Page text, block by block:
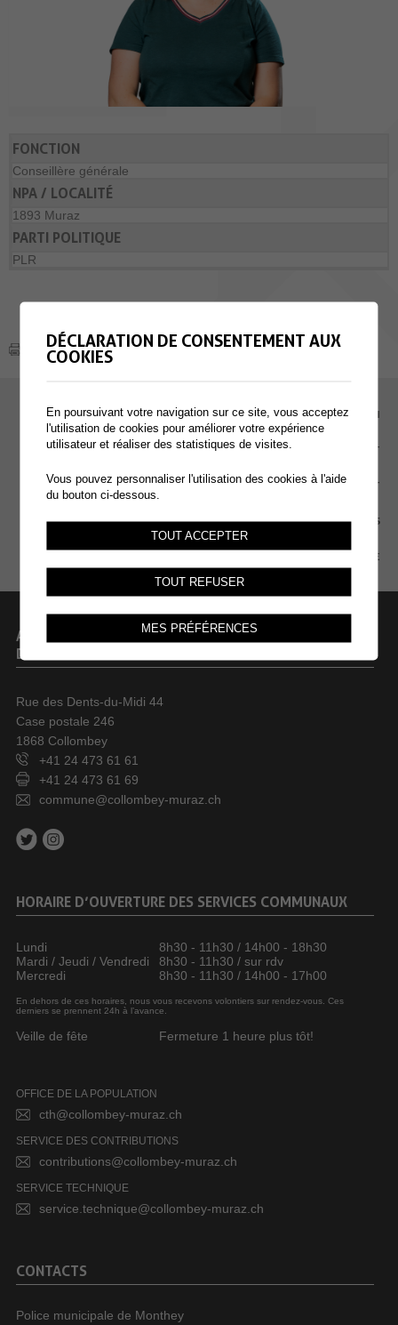
FONCTION
Conseillère générale
NPA / LOCALITÉ
1893 Muraz
PARTI POLITIQUE
PLR
EMPLOI
CONTACT
EXTRANET
MENTIONS LÉGALES
PLAN DU SITE
ADMINISTRATION COMMUNALE
DE COLLOMBEY-MURAZ
Rue des Dents-du-Midi 44
Case postale 246
1868 Collombey
+41 24 473 61 61
+41 24 473 61 69
commune@collombey-muraz.ch
HORAIRE D’OUVERTURE DES SERVICES COMMUNAUX
Lundi
8h30 - 11h30 / 14h00 - 18h30
Mardi / Jeudi / Vendredi
8h30 - 11h30 / sur rdv
Mercredi
8h30 - 11h30 / 14h00 - 17h00
En dehors de ces horaires, nous vous recevons volontiers sur rendez-vous. Ces
derniers se prennent 24h à l’avance.
Veille de fête Fermeture 1 heure plus tôt!
OFFICE DE LA POPULATION
cth@collombey-muraz.ch
SERVICE DES CONTRIBUTIONS
contributions@collombey-muraz.ch
SERVICE TECHNIQUE
service.technique@collombey-muraz.ch
CONTACTS
Police municipale de Monthey
DÉCLARATION DE CONSENTEMENT AUX
COOKIES
En poursuivant votre navigation sur ce site, vous acceptez
l'utilisation de cookies pour améliorer votre expérience
utilisateur et réaliser des statistiques de visites.
Vous pouvez personnaliser l'utilisation des cookies à l'aide
du bouton ci-dessous.
TOUT ACCEPTER
TOUT REFUSER
MES PRÉFÉRENCES